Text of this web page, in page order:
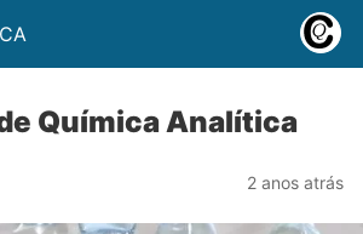
Química Analítica
2 anos atrás